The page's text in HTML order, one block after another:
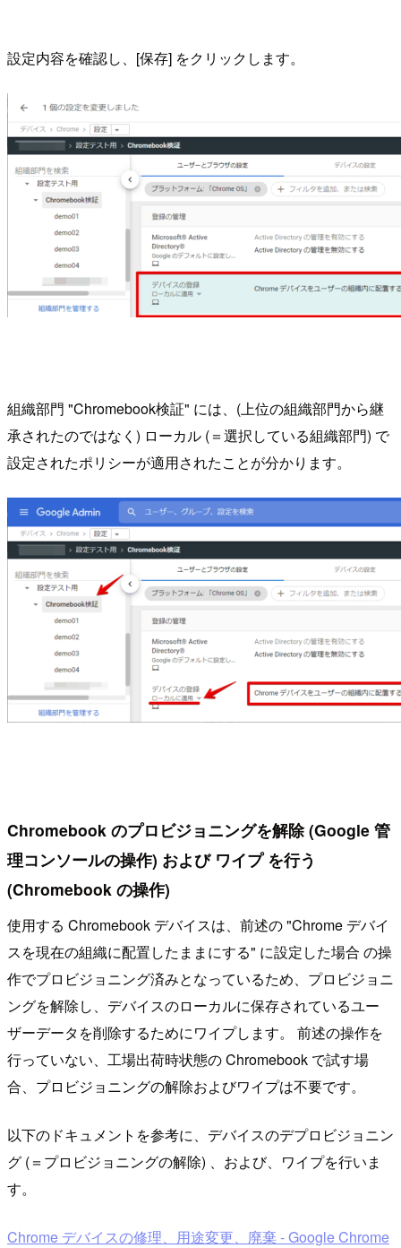
設定内容を確認し、[保存] をクリックします。
組織部門 "Chromebook検証" には、(上位の組織部門から継
承されたのではなく) ローカル (＝選択している組織部門) で
設定されたポリシーが適用されたことが分かります。
Chromebook のプロビジョニングを解除 (Google 管
理コンソールの操作) および ワイプ を行う
(Chromebook の操作)
使用する Chromebook デバイスは、前述の "Chrome デバイ
スを現在の組織に配置したままにする" に設定した場合 の操
作でプロビジョニング済みとなっているため、プロビジョニ
ングを解除し、デバイスのローカルに保存されているユー
ザーデータを削除するためにワイプします。 前述の操作を
行っていない、工場出荷時状態の Chromebook で試す場
合、プロビジョニングの解除およびワイプは不要です。
以下のドキュメントを参考に、デバイスのデプロビジョニン
グ (＝プロビジョニングの解除) 、および、ワイプを行いま
す。
Chrome デバイスの修理、用途変更、廃棄 - Google Chrome